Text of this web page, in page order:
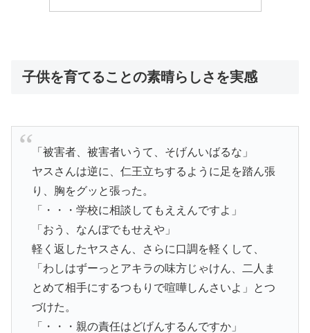
子供を育てることの素晴らしさを実感
「被害者、被害者いうて、そげんいばるな」
ヤスさんは逆に、仁王立ちするように足を踏ん張
り、胸をグッと張った。
「・・・学校に相談してもええんですよ」
「おう、なんぼでもせえや」
軽く返したヤスさん、さらに口調を軽くして、
「わしはずーっとアキラの味方じゃけん、二人ま
とめて相手にするつもりで喧嘩しんさいよ」とつ
づけた。
「・・・親の責任はどげんするんですか」